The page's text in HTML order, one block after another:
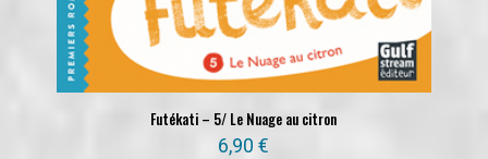
Futékati – 5/ Le Nuage au citron
6,90€